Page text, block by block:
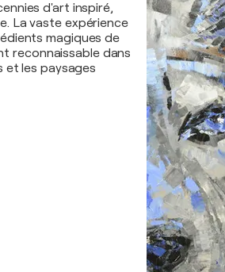
d'art inspiré,
La vaste expérience
magiques de
reconnaissable dans
et les paysages